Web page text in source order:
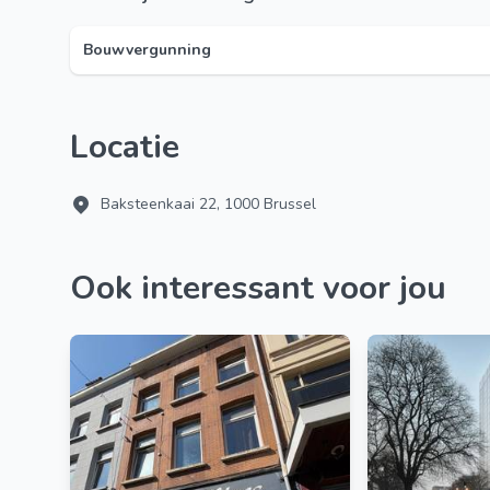
Bouwvergunning
Locatie
Baksteenkaai 22, 1000 Brussel
Ook interessant voor jou